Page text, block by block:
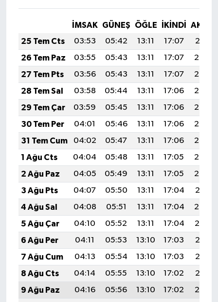
İMSAK GÜNEŞ ÖĞLE İKINDI
25 Tem Cts
03:53 05:42 13:11 17:07
20:31
26 Tem Paz
03:55 05:43 13:11 17:07
20:30
27 Tem Pts
03:56 05:43 13:11 17:07
20:29
28 Tem Sal
03:58 05:44 13:11 17:06
20:28
29 Tem Çar
03:59 05:45 13:11 17:06
20:27
30 Tem Per
04:01 05:46 13:11 17:06
20:26
31 Tem Cum
04:02 05:47 13:11 17:06
20:25
1 Ağu Cts
04:04 05:48 13:11 17:05
20:24
2 Ağu Paz
04:05 05:49 13:11 17:05
20:23
3 Ağu Pts
04:07 05:50 13:11 17:04
20:21
4 Ağu Sal
04:08 05:51 13:11 17:04
20:20
5 Ağu Çar
04:10 05:52 13:11 17:04
20:19
6 Ağu Per
04:11 05:53 13:10 17:03
20:18
7 Ağu Cum
04:13 05:54 13:10 17:03
20:17
8 Ağu Cts
04:14 05:55 13:10 17:02
20:15
9 Ağu Paz
04:16 05:56 13:10 17:02
20:14